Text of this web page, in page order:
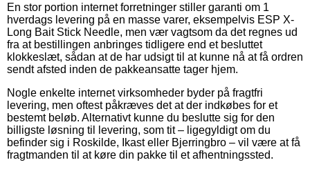
En stor portion internet forretninger stiller garanti om 1
hverdags levering på en masse varer, eksempelvis ESP X-
Long Bait Stick Needle, men vær vagtsom da det regnes ud
fra at bestillingen anbringes tidligere end et besluttet
klokkeslæt, sådan at de har udsigt til at kunne nå at få ordren
sendt afsted inden de pakkeansatte tager hjem.
Nogle enkelte internet virksomheder byder på fragtfri
levering, men oftest påkræves det at der indkøbes for et
bestemt beløb. Alternativt kunne du beslutte sig for den
billigste løsning til levering, som tit – ligegyldigt om du
befinder sig i Roskilde, Ikast eller Bjerringbro – vil være at få
fragtmanden til at køre din pakke til et afhentningssted.